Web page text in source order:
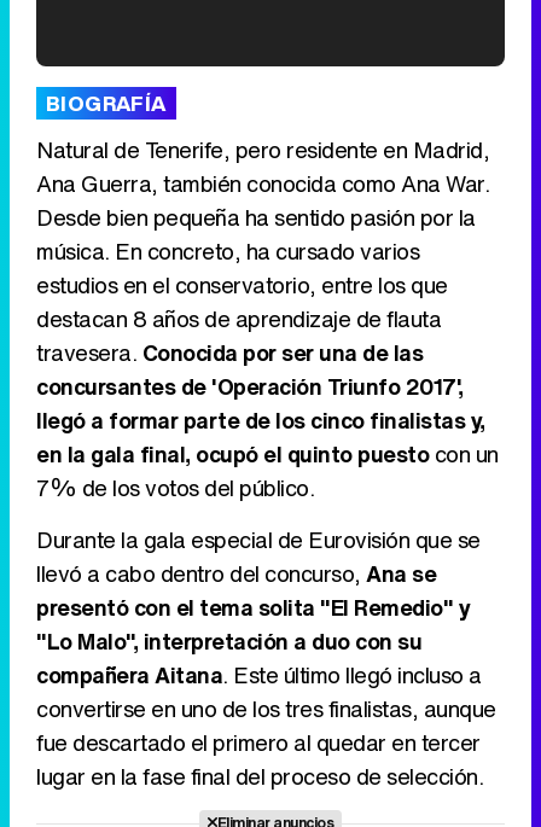
Tráiler de '33 días', la nueva serie de Atresplayer con Julián Villagrán y José Manuel Poga
BIOGRAFÍA
Natural de Tenerife, pero residente en Madrid,
Ana Guerra, también conocida como Ana War.
Desde bien pequeña ha sentido pasión por la
música. En concreto, ha cursado varios
estudios en el conservatorio, entre los que
destacan 8 años de aprendizaje de flauta
travesera. Conocida por ser una de las
concursantes de 'Operación Triunfo 2017',
llegó a formar parte de los cinco finalistas y,
en la gala final, ocupó el quinto puestocon un
7% de los votos del público.
Durante la gala especial de Eurovisión que se
llevó a cabo dentro del concurso, Ana se
presentó con el tema solita "El Remedio" y
"Lo Malo", interpretación a duo con su
compañera Aitana. Este último llegó incluso a
convertirse en uno de los tres finalistas, aunque
fue descartado el primero al quedar en tercer
lugar en la fase final del proceso de selección.
Eliminar anuncios